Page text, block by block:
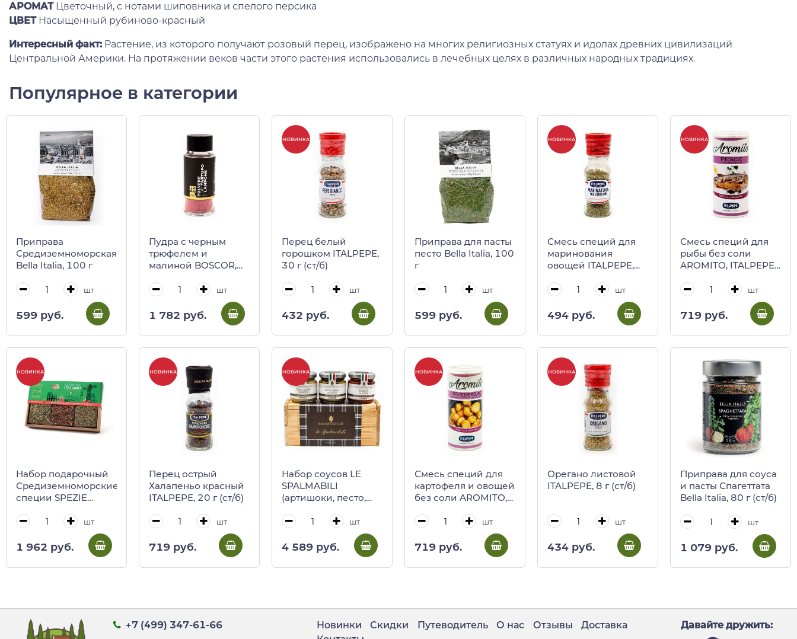
АРОМАТЦветочный, с нотами шиповника и спелого персика
ЦВЕТНасыщенный рубиново-красный
Интересный факт: Растение, из которого получают розовый перец, изображено на многих религиозных статуях и идолах древних цивилизаций
Центральной Америки. На протяжении веков части этого растения использовались в лечебных целях в различных народных традициях.
Популярное в категории
Приправа
Средиземноморская
Bella Italia, 100 г
шт
599 руб.
Пудра с черным
трюфелем и
малиной BOSCOR,
шт
1 782 руб.
НОВИНКА
Перец белый
горошком ITALPEPE,
30 г (ст/б)
шт
432 руб.
Приправа для пасты
песто Bella Italia, 100
г
шт
599 руб.
НОВИНКА
Смесь специй для
маринования
овощей ITALPEPE,
шт
494 руб.
НОВИНКА
Смесь специй для
рыбы без соли
AROMITO, ITALPEPE,
шт
719 руб.
НОВИНКА
Набор подарочный
Средиземноморские
специи SPEZIE
Antico Pastificioшт
1 962 руб.
НОВИНКА
Перец острый
Халапеньо красный
ITALPEPE, 20 г (ст/б)
шт
719 руб.
НОВИНКА
Набор соусов LE
SPALMABILI
(артишоки, песто,
TARTUFI
шт
4 589 руб.
НОВИНКА
Смесь специй для
картофеля и овощей
без соли AROMITO,
шт
719 руб.
НОВИНКА
Орегано листовой
ITALPEPE, 8 г (ст/б)
шт
434 руб.
Приправа для соуса
и пасты Спагеттата
Bella Italia, 80 г (ст/б)
шт
1 079 руб.
+7 (499) 347-61-66 Новинки Скидки Путеводитель О нас Отзывы
Доставка
Давайте дружить: